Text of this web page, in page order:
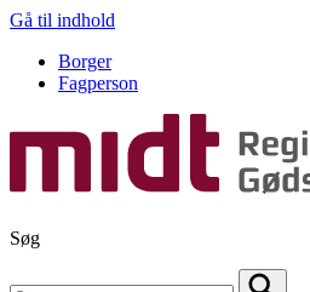
Gå til indhold
Borger
Fagperson
Søg